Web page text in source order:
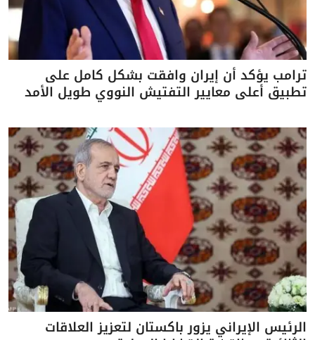
ترامب يؤكد أن إيران وافقت بشكل كامل على
تطبيق أعلى معايير التفتيش النووي طويل الأمد
الرئيس الإيراني يزور باكستان لتعزيز العلاقات